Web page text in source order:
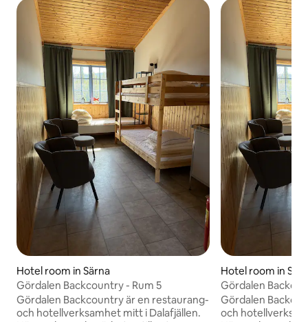
Hotel room in Särna
Gördalen Backcountry - Rum 5
Gördalen Backcountry är en restaurang-
och hotellverksamhet mitt i Dalafjällen.
Hotel room in
Gördalen
Gördalen
och